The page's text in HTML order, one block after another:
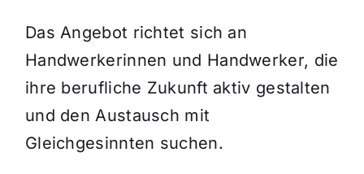
Das Angebot richtet sich an
Handwerkerinnen und Handwerker, die
ihre berufliche Zukunft aktiv gestalten
und den Austausch mit
Gleichgesinnten suchen.